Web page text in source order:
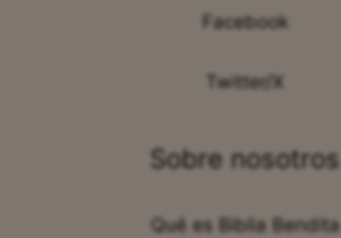
Facebook
Twitter/X
Sobre nosotros
Qué es Biblia Bendita